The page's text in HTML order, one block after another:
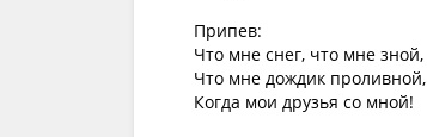
Припев:
Что мне снег, что мне зной,
Что мне дождик проливной,
Когда мои друзья со мной!